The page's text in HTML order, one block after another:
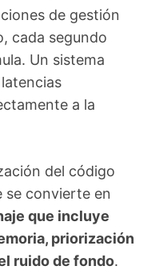
de gestión
cada segundo
Un sistema
a la
del código
se convierte en
que incluye
priorización
ruido de fondo.